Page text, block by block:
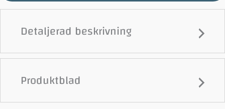
Detaljerad beskrivning
Produktblad